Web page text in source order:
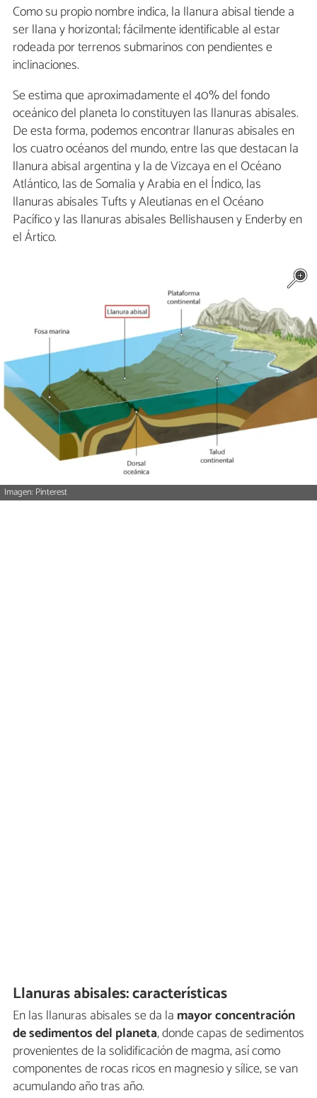
Como su propio nombre indica, la llanura abisal tiende a
ser llana y horizontal; fácilmente identificable al estar
rodeada por terrenos submarinos con pendientes e
inclinaciones.
Se estima que aproximadamente el 40% del fondo
oceánico del planeta lo constituyen las llanuras abisales.
De esta forma, podemos encontrar llanuras abisales en
los cuatro océanos del mundo, entre las que destacan la
llanura abisal argentina y la de Vizcaya en el Océano
Atlántico, las de Somalia y Arabia en el Índico, las
llanuras abisales Tufts y Aleutianas en el Océano
Pacífico y las llanuras abisales Bellishausen y Enderby en
el Ártico.
Imagen: Pinterest
Llanuras abisales: características
En las llanuras abisales se da la mayor concentración
de sedimentos del planeta, donde capas de sedimentos
provenientes de la solidificación de magma, así como
componentes de rocas ricos en magnesio y sílice, se van
acumulando año tras año.